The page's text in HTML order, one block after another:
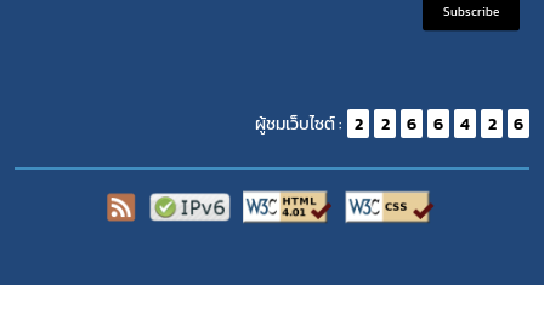
Subscribe
ผู้ชมเว็บไซต์ : 2 2 6 6 4 2 6